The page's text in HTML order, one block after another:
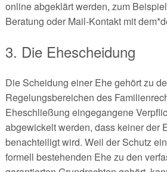
online abgeklärt werden, zum
Beratung oder Mail-Kontakt mit
3. Die Ehescheidung
Die Scheidung einer Ehe gehört zu
Regelungsbereichen des
Eheschließung eingegangene
abgewickelt werden, dass keiner der
benachteiligt wird. Weil der Schutz
formell bestehenden Ehe zu den